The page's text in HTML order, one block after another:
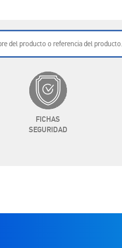
FICHAS
SEGURIDAD